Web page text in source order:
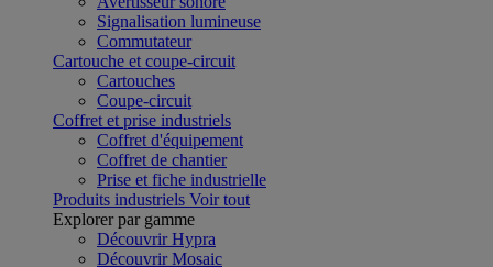
Signalisation lumineuse
Commutateur
Cartouche et coupe-circuit
Cartouches
Coupe-circuit
Coffret et prise industriels
Coffret d'équipement
Coffret de chantier
Prise et fiche industrielle
Produits industriels Voir tout
Explorer par gamme
Découvrir Hypra
Découvrir Mosaic